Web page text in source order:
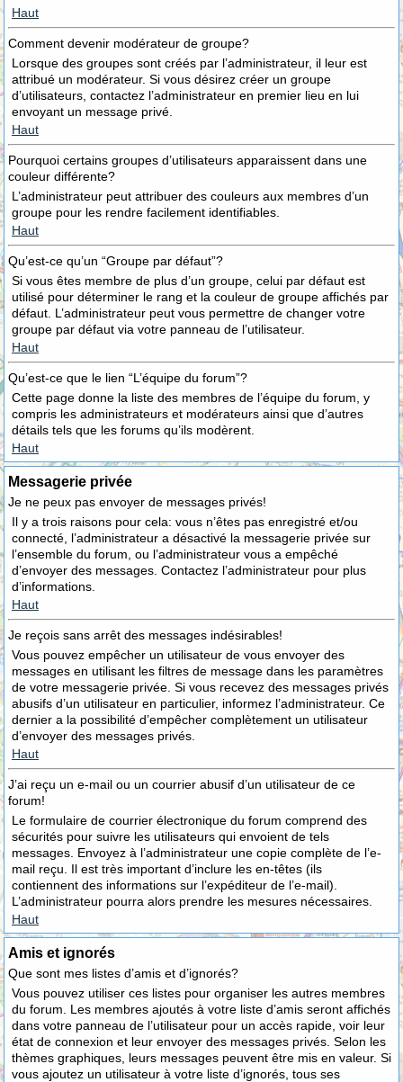
Haut
Comment devenir modérateur de groupe?
Lorsque des groupes sont créés par l’administrateur, il leur est
attribué un modérateur. Si vous désirez créer un groupe
d’utilisateurs, contactez l’administrateur en premier lieu en lui
envoyant un message privé.
Haut
Pourquoi certains groupes d’utilisateurs apparaissent dans une
couleur différente?
L’administrateur peut attribuer des couleurs aux membres d’un
groupe pour les rendre facilement identifiables.
Haut
Qu’est-ce qu’un “Groupe par défaut”?
Si vous êtes membre de plus d’un groupe, celui par défaut est
utilisé pour déterminer le rang et la couleur de groupe affichés par
défaut. L’administrateur peut vous permettre de changer votre
groupe par défaut via votre panneau de l’utilisateur.
Haut
Qu’est-ce que le lien “L’équipe du forum”?
Cette page donne la liste des membres de l’équipe du forum, y
compris les administrateurs et modérateurs ainsi que d’autres
détails tels que les forums qu’ils modèrent.
Haut
Messagerie privée
Je ne peux pas envoyer de messages privés!
Il y a trois raisons pour cela: vous n’êtes pas enregistré et/ou
connecté, l’administrateur a désactivé la messagerie privée sur
l’ensemble du forum, ou l’administrateur vous a empêché
d’envoyer des messages. Contactez l’administrateur pour plus
d’informations.
Haut
Je reçois sans arrêt des messages indésirables!
Vous pouvez empêcher un utilisateur de vous envoyer des
messages en utilisant les filtres de message dans les paramètres
de votre messagerie privée. Si vous recevez des messages privés
abusifs d’un utilisateur en particulier, informez l’administrateur. Ce
dernier a la possibilité d’empêcher complètement un utilisateur
d’envoyer des messages privés.
Haut
J’ai reçu un e-mail ou un courrier abusif d’un utilisateur de ce
forum!
Le formulaire de courrier électronique du forum comprend des
sécurités pour suivre les utilisateurs qui envoient de tels
messages. Envoyez à l’administrateur une copie complète de l’e-
mail reçu. Il est très important d’inclure les en-têtes (ils
contiennent des informations sur l’expéditeur de l’e-mail).
L’administrateur pourra alors prendre les mesures nécessaires.
Haut
Amis et ignorés
Que sont mes listes d’amis et d’ignorés?
Vous pouvez utiliser ces listes pour organiser les autres membres
du forum. Les membres ajoutés à votre liste d’amis seront affichés
dans votre panneau de l’utilisateur pour un accès rapide, voir leur
état de connexion et leur envoyer des messages privés. Selon les
thèmes graphiques, leurs messages peuvent être mis en valeur. Si
vous ajoutez un utilisateur à votre liste d’ignorés, tous ses